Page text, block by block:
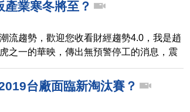
業寒冬將至？
流趨勢，歡迎您收看財經趨勢4.0，我是趙
之一的華映，傳出無預警停工的消息，震
工的消息，不過仍然出現連續6個交易日跌
財務體質不佳、轉型速度太慢，面對中國
，外在環境惡劣，面板產業，恐怕將進入
台廠面臨新淘汰賽？